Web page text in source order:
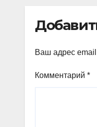
Ваш адрес email
Комментарий *